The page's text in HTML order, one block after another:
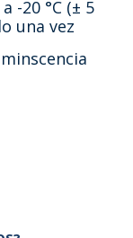
-20 °C (± 5
una vez